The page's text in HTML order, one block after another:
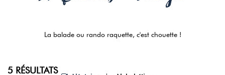
La balade ou rando raquette, c'est chouette !
5 RÉSULTATS